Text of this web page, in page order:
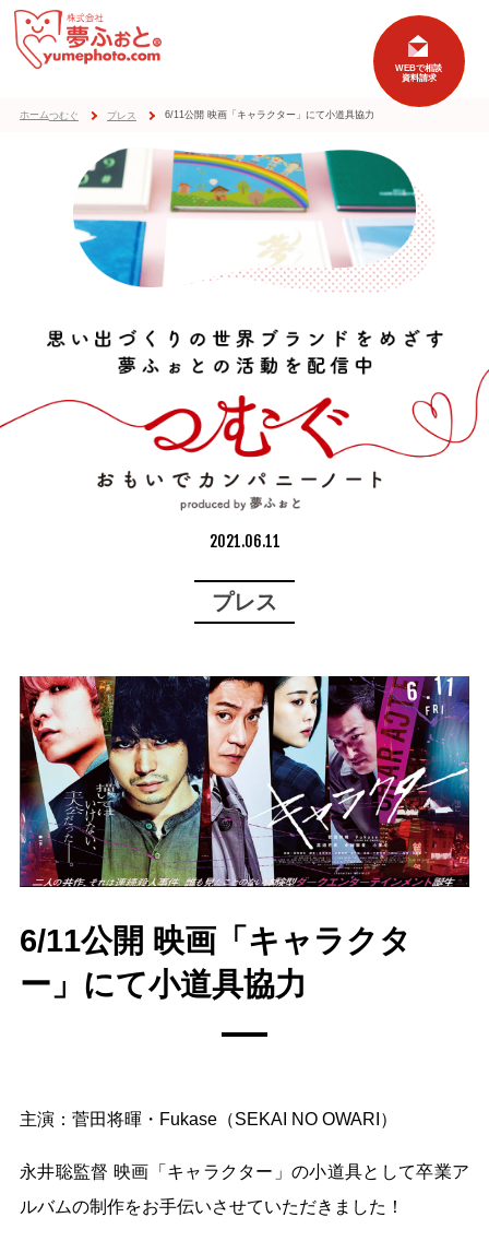
ホームつむぐ プレス 6/11公開 映画「キャラクター」にて小道具協力
2021.06.11
プレス
6/11公開 映画「キャラクタ
ー」にて小道具協力
主演：菅田将暉・Fukase（SEKAI NO OWARI）
永井聡監督 映画「キャラクター」の小道具として卒業ア
ルバムの制作をお手伝いさせていただきました！